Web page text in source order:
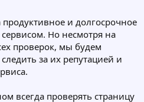
и долгосрочное
Но несмотря на
проверок, мы будем
за их репутацией и
всегда проверять страницу